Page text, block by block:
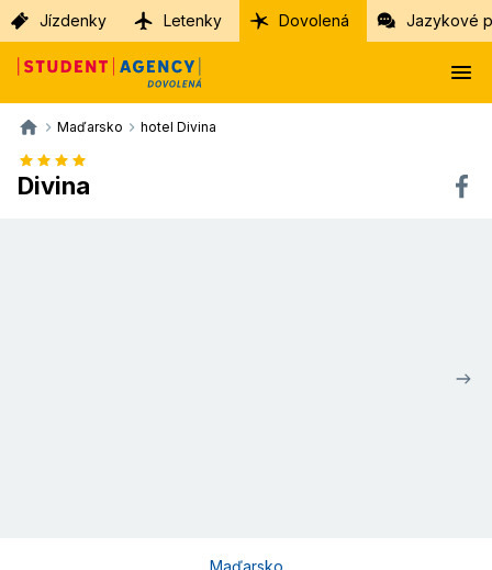
Jízdenky Letenky Dovolená Jazykové
Maďarsko hotel Divina
Divina